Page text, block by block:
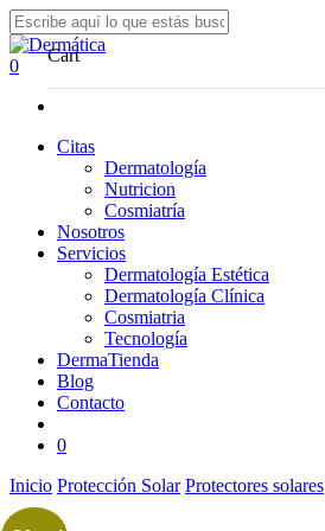
Skip
to
main
Close
Search
search
0
Menu
Citas
Dermatología
Nutricion
Cosmiatría
Nosotros
Servicios
Dermatología Estética
Dermatología Clínica
Cosmiatria
Tecnología
DermaTienda
Blog
Contacto
0
Cart
Inicio Protección Solar Protectores solares